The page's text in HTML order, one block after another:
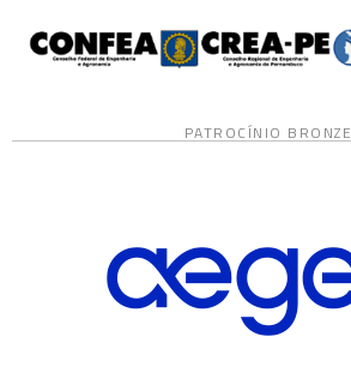
PATROCÍNIO BRONZE